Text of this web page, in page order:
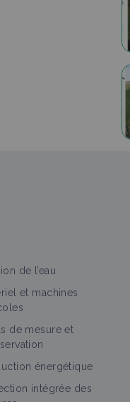
de l’eau
et machines
de mesure et
énergétique
intégrée des